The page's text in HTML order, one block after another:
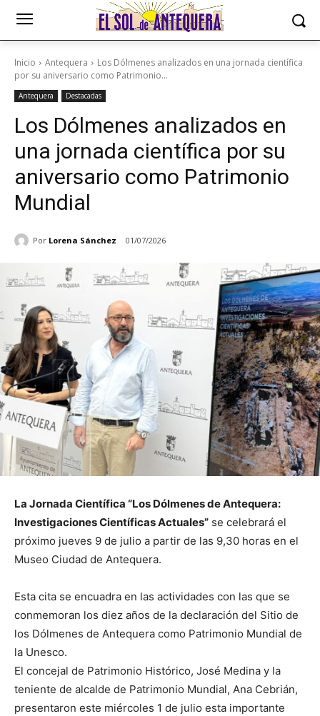
Inicio Antequera
Los Dólmenes analizados en una jornada científica
por su aniversario como Patrimonio...
Antequera Destacadas
Los Dólmenes analizados en
una jornada científica por su
aniversario como Patrimonio
Mundial
Por Lorena Sánchez 01/07/2026
La Jornada Científica “Los Dólmenes de Antequera:
Investigaciones Científicas Actuales” se celebrará el
próximo jueves 9 de julio a partir de las 9,30 horas en el
Museo Ciudad de Antequera.
Esta cita se encuadra en las actividades con las que se
conmemoran los diez años de la declaración del Sitio de
los Dólmenes de Antequera como Patrimonio Mundial de
la Unesco.
El concejal de Patrimonio Histórico, José Medina y la
teniente de alcalde de Patrimonio Mundial, Ana Cebrián,
presentaron este miércoles 1 de julio esta importante